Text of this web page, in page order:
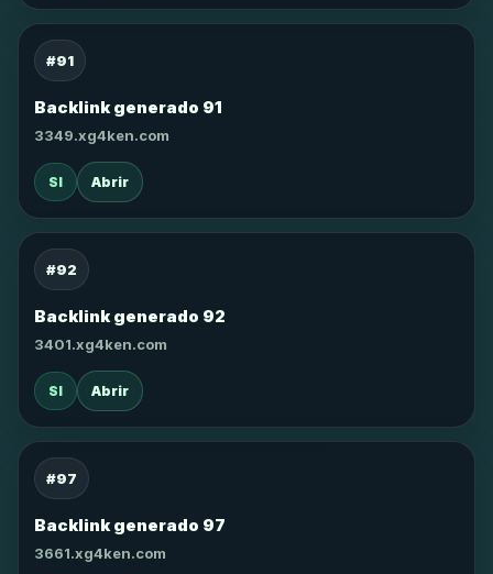
#91
Backlink generado 91
3349.xg4ken.com
SI Abrir
#92
Backlink generado 92
3401.xg4ken.com
SI Abrir
#97
Backlink generado 97
3661.xg4ken.com